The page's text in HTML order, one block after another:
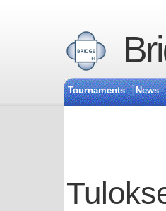
Tournaments News